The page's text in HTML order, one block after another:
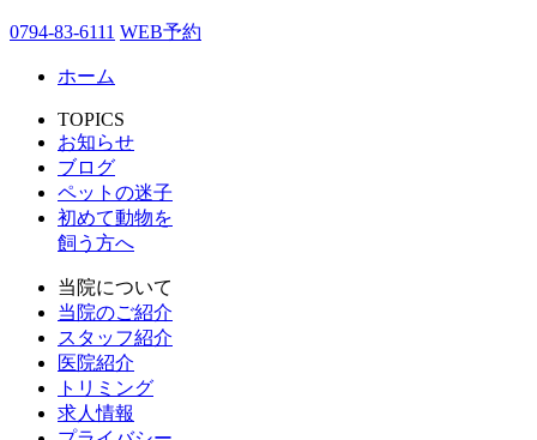
0794-83-6111 WEB予約
ホーム
TOPICS
お知らせ
ブログ
ペットの迷子
初めて動物を
飼う方へ
当院について
当院のご紹介
スタッフ紹介
医院紹介
トリミング
求人情報